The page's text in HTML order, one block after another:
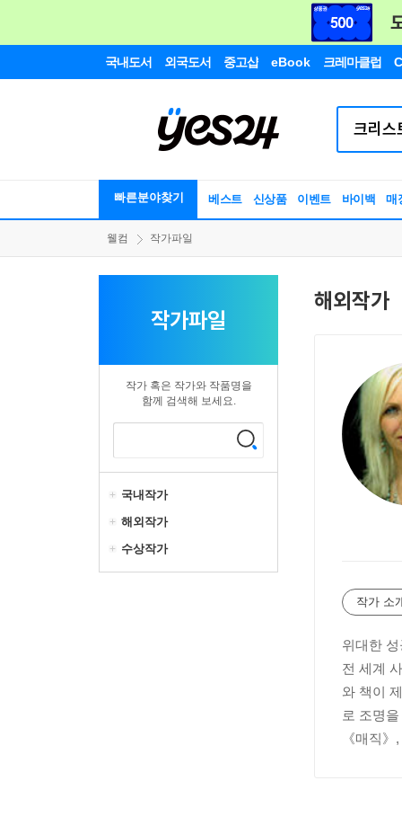
국내도서 외국도서 중고샵 eBook 크레마클럽
빠른분야찾기 베스트 신상품 이벤트 바이백 매
웰컴 작가파일
작가파일
작가 혹은 작가와 작품명을
함께 검색해 보세요.
국내작가
해외작가
수상작가
해외작가
작가 소
위대한
전 세계
와 책이
로 조명
《매직